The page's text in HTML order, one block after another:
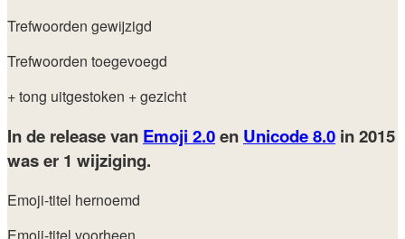
Trefwoorden gewijzigd
Trefwoorden toegevoegd
+ tong uitgestoken + gezicht
In de release van Emoji 2.0en Unicode 8.0 in 2015
was er 1 wijziging.
Emoji-titel hernoemd
Emoji-titel voorheen